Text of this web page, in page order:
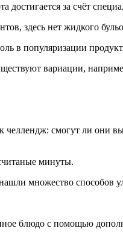
за счёт
здесь нет жидкого
в популяризации
вариации,
смогут ли они
минуты.
множество способов
блюдо с помощью